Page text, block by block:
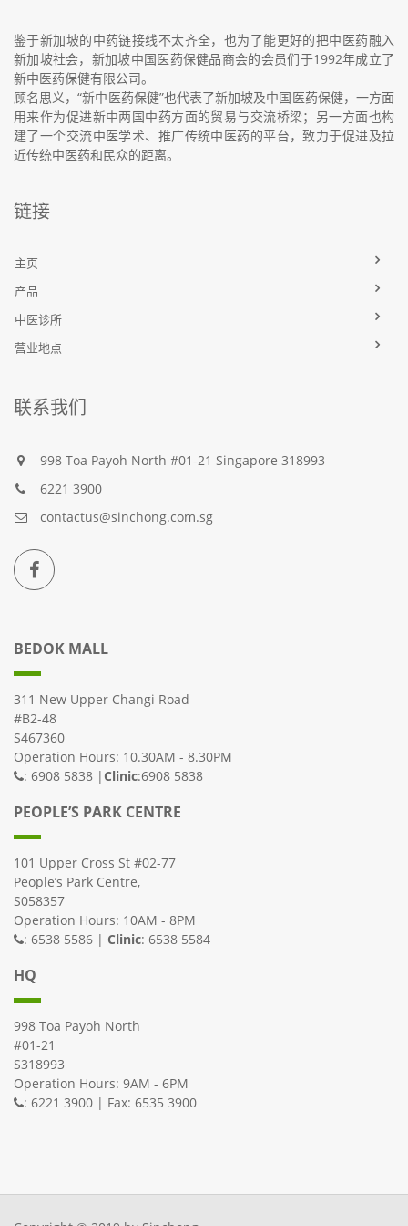
鉴于新加坡的中药链接线不太齐全，也为了能更好的把中医药融入
新加坡社会，新加坡中国医药保健品商会的会员们于1992年成立了
新中医药保健有限公司。
顾名思义，“新中医药保健”也代表了新加坡及中国医药保健，一方面
用来作为促进新中两国中药方面的贸易与交流桥梁；另一方面也构
建了一个交流中医学术、推广传统中医药的平台，致力于促进及拉
近传统中医药和民众的距离。
链接
主页
产品
中医诊所
营业地点
联系我们
998 Toa Payoh North #01-21 Singapore 318993
6221 3900
contactus@sinchong.com.sg
BEDOK MALL
311 New Upper Changi Road
#B2-48
S467360
Operation Hours: 10.30AM - 8.30PM
: 6908 5838 | Clinic:6908 5838
PEOPLE’S PARK CENTRE
101 Upper Cross St #02-77
People’s Park Centre,
S058357
Operation Hours: 10AM - 8PM
: 6538 5586 | Clinic: 6538 5584
HQ
998 Toa Payoh North
#01-21
S318993
Operation Hours: 9AM - 6PM
: 6221 3900 | Fax: 6535 3900